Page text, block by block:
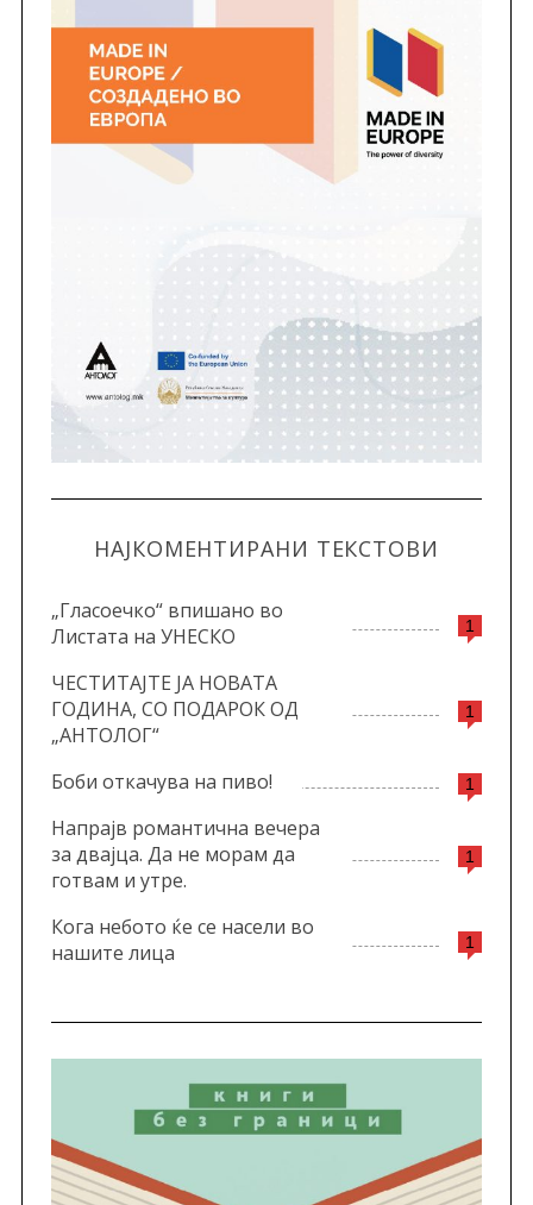
НАЈКОМЕНТИРАНИ ТЕКСТОВИ
1
„Гласоечко“ впишано во
Листата на УНЕСКО
1
ЧЕСТИТАЈТЕ ЈА НОВАТА
ГОДИНА, СО ПОДАРОК ОД
„АНТОЛОГ“
1
Боби откачува на пиво!
1
Напрајв романтична вечера
за двајца. Да не морам да
готвам и утре.
1
Кога небото ќе се насели во
нашите лица